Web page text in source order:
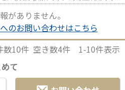
がありません。
のお問い合わせはこちら
数10件 空き数4件 1-10件表示
て